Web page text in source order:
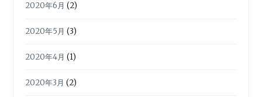
2020年6月 (2)
2020年5月 (3)
2020年4月 (1)
2020年3月 (2)